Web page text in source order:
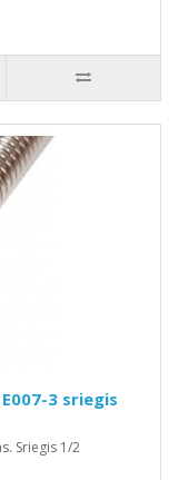
3 sriegis
Sriegis 1/2